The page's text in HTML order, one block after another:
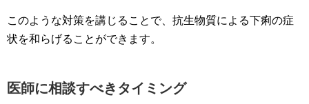
このような対策を講じることで、抗生物質による下痢の症
状を和らげることができます。
医師に相談すべきタイミング